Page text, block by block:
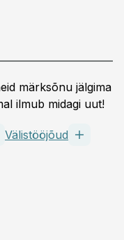
märksõnu jälgima
ilmub midagi uut!
Välistööjõud